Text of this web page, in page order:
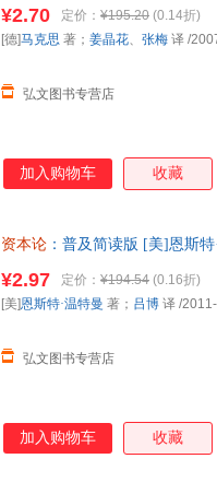
以，贯穿《经典通读：资本论
卷里，马克思暂时撇开流通过
¥2.70 定价： ¥195.20 (0.14折)
弘文图书专营店
[德]马克思 著； 姜晶花、 张梅 译 /
加入购物车 收藏
资本论 ：普及简读版 [美]恩斯
¥2.97 定价： ¥194.54 (0.16折)
弘文图书专营店
[美]恩斯特·温特曼 著； 吕博 译 /
加入购物车 收藏